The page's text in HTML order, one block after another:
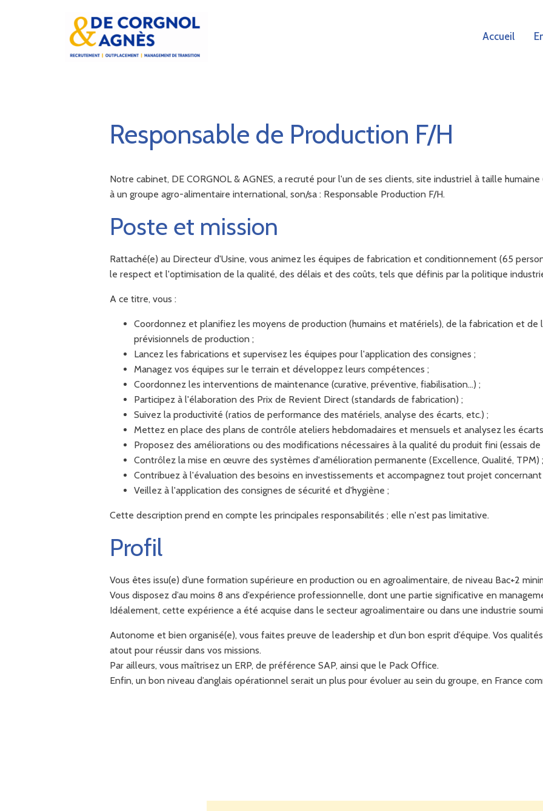
Accueil
Responsable de Production F/H
Notre cabinet, DE CORGNOL & AGNES, a recruté pour l'un de ses clients, site industriel à taille
à un groupe agro-alimentaire international, son/sa : Responsable Production F/H.
Poste et mission
Rattaché(e) au Directeur d'Usine, vous animez les équipes de fabrication et conditionnement (65
le respect et l'optimisation de la qualité, des délais et des coûts, tels que définis par la politique
A ce titre, vous :
Coordonnez et planifiez les moyens de production (humains et matériels), de la fabrication et de
prévisionnels de production ;
Lancez les fabrications et supervisez les équipes pour l'application des consignes ;
Managez vos équipes sur le terrain et développez leurs compétences ;
Coordonnez les interventions de maintenance (curative, préventive, fiabilisation…) ;
Participez à l'élaboration des Prix de Revient Direct (standards de fabrication) ;
Suivez la productivité (ratios de performance des matériels, analyse des écarts, etc.) ;
Mettez en place des plans de contrôle ateliers hebdomadaires et mensuels et analysez les
Proposez des améliorations ou des modifications nécessaires à la qualité du produit fini (essais
Contrôlez la mise en œuvre des systèmes d'amélioration permanente (Excellence, Qualité, TPM)
Contribuez à l'évaluation des besoins en investissements et accompagnez tout projet
Veillez à l'application des consignes de sécurité et d'hygiène ;
Cette description prend en compte les principales responsabilités ; elle n'est pas limitative.
Profil
Vous êtes issu(e) d’une formation supérieure en production ou en agroalimentaire, de niveau Bac+2
Vous disposez d’au moins 8 ans d’expérience professionnelle, dont une partie significative en
Idéalement, cette expérience a été acquise dans le secteur agroalimentaire ou dans une industrie
Autonome et bien organisé(e), vous faites preuve de leadership et d’un bon esprit d’équipe. Vos
atout pour réussir dans vos missions.
Par ailleurs, vous maîtrisez un ERP, de préférence SAP, ainsi que le Pack Office.
Enfin, un bon niveau d’anglais opérationnel serait un plus pour évoluer au sein du groupe, en France